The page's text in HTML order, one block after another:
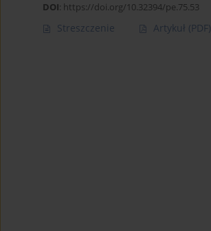
DOI: https://doi.org/10.32394/pe.75.53
Streszczenie Artykuł (PDF)